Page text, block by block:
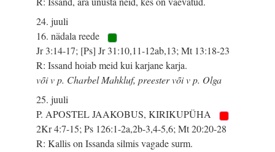
24. juuli
16. nädala reede
Jr 3:14-17; [Ps] Jr 31:10,11-12ab,13; Mt 13:18-23
R: Issand hoiab meid kui karjane karja.
või v p. Charbel Mahkluf, preester või v p. Olga
25. juuli
P. APOSTEL JAAKOBUS, KIRIKUPÜHA
2Kr 4:7-15; Ps 126:1-2a,2b-3,4-5,6; Mt 20:20-28
R: Kallis on Issanda silmis vagade surm.